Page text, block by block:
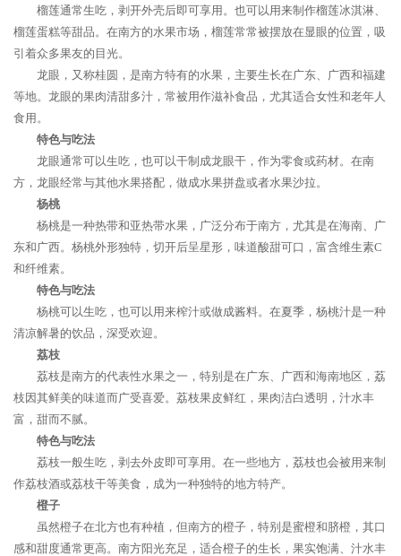
榴莲通常生吃，剥开外壳后即可享用。也可以用来制作榴莲冰淇淋、
榴莲蛋糕等甜品。在南方的水果市场，榴莲常常被摆放在显眼的位置，吸
引着众多果友的目光。
龙眼，又称桂圆，是南方特有的水果，主要生长在广东、广西和福建
等地。龙眼的果肉清甜多汁，常被用作滋补食品，尤其适合女性和老年人
食用。
特色与吃法
龙眼通常可以生吃，也可以干制成龙眼干，作为零食或药材。在南
方，龙眼经常与其他水果搭配，做成水果拼盘或者水果沙拉。
杨桃
杨桃是一种热带和亚热带水果，广泛分布于南方，尤其是在海南、广
东和广西。杨桃外形独特，切开后呈星形，味道酸甜可口，富含维生素C
和纤维素。
特色与吃法
杨桃可以生吃，也可以用来榨汁或做成酱料。在夏季，杨桃汁是一种
清凉解暑的饮品，深受欢迎。
荔枝
荔枝是南方的代表性水果之一，特别是在广东、广西和海南地区，荔
枝因其鲜美的味道而广受喜爱。荔枝果皮鲜红，果肉洁白透明，汁水丰
富，甜而不腻。
特色与吃法
荔枝一般生吃，剥去外皮即可享用。在一些地方，荔枝也会被用来制
作荔枝酒或荔枝干等美食，成为一种独特的地方特产。
橙子
虽然橙子在北方也有种植，但南方的橙子，特别是蜜橙和脐橙，其口
感和甜度通常更高。南方阳光充足，适合橙子的生长，果实饱满、汁水丰